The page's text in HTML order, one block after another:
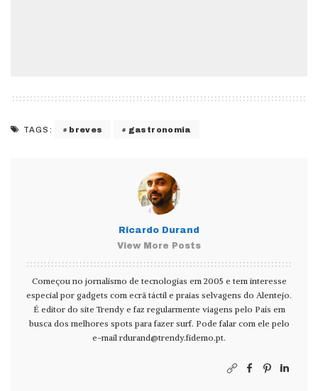
TAGS: breves gastronomia
Ricardo Durand
View More Posts
Começou no jornalismo de tecnologias em 2005 e tem interesse
especial por gadgets com ecrã táctil e praias selvagens do Alentejo.
É editor do site Trendy e faz regularmente viagens pelo País em
busca dos melhores spots para fazer surf. Pode falar com ele pelo
e-mail rdurand@trendy.fidemo.pt.